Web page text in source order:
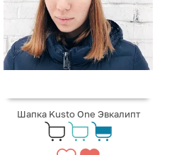
Шапка Kusto One Эвкалипт